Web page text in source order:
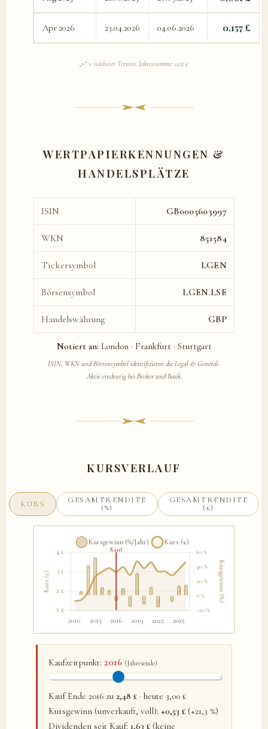
Apr 2026 23.04.2026 04.06.2026 0,157 £
„•“ = nächster Termin. Jahressumme: 0,21 £
WERTPAPIERKENNUNGEN &
HANDELSPLÄTZE
ISIN GB0005603997
WKN 851584
Tickersymbol LGEN
Börsensymbol LGEN.LSE
Handelswährung GBP
Notiert an: London · Frankfurt · Stuttgart
ISIN, WKN und Börsensymbol identifizieren die Legal & General-
Aktie eindeutig bei Broker und Bank.
KURSVERLAUF
KURS
GESAMTRENDITE
(%)
GESAMTRENDITE
(£)
Kaufzeitpunkt: 2016 (Jahresende)
Kauf Ende 2016 zu 2,48 £· heute 3,00 £
Kursgewinn (unverkauft, voll): +0,53 £(+21,3 %)
Dividenden seit Kauf: 1,63 £(keine